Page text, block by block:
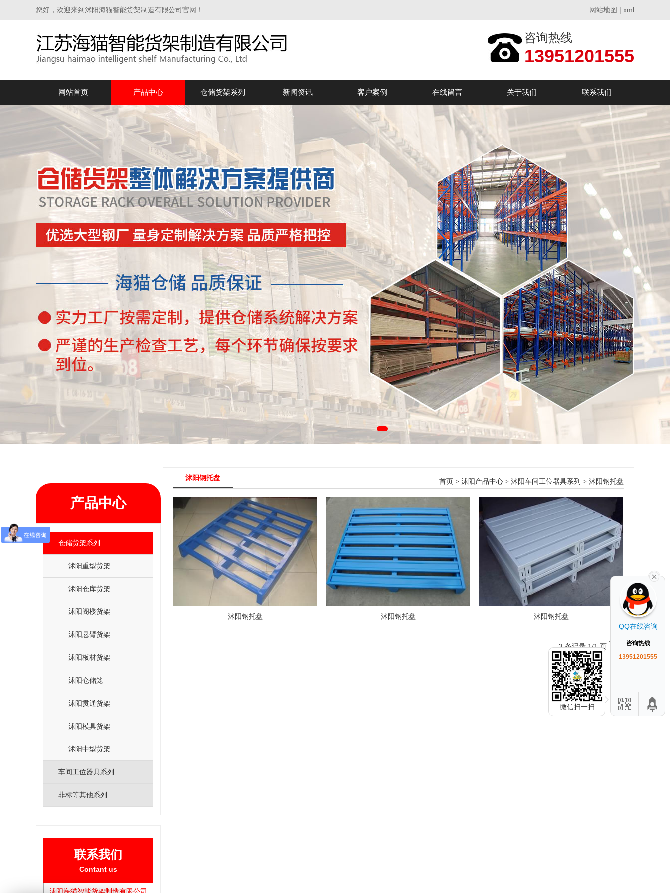
您好，欢迎来到沭阳海猫智能货架制造有限公司官网！ 网站地图 | xml
咨询热线
13951201555
网站首页 产品中心 仓储货架系列 新闻资讯 客户案例 在线留言 关于我们 联系我们
产品中心
仓储货架系列
沭阳重型货架
沭阳仓库货架
沭阳阁楼货架
沭阳悬臂货架
沭阳板材货架
沭阳仓储笼
沭阳贯通货架
沭阳模具货架
沭阳中型货架
车间工位器具系列
非标等其他系列
联系我们
Contant us
沭阳海猫智能货架制造有限公司
沭阳钢托盘 首页 > 沭阳产品中心 > 沭阳车间工位器具系列 > 沭阳钢托盘
沭阳钢托盘 沭阳钢托盘 沭阳钢托盘
3 条记录 1/1 页
QQ在线咨询
咨询热线
13951201555
微信扫一扫